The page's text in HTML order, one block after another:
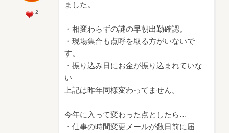
2
ました。
・相変わらずの謎の早朝出勤確認。
・現場集合も点呼を取る方がいないで
す。
・振り込み日にお金が振り込まれていな
い
上記は昨年同様変わってません。
今年に入って変わった点としたら…
・仕事の時間変更メールが数日前に届